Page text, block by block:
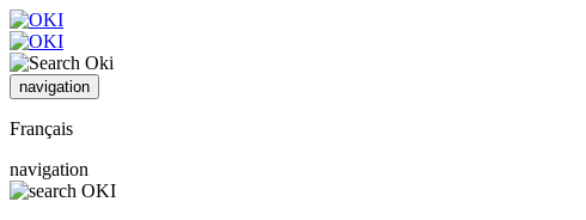
navigation
Français
navigation